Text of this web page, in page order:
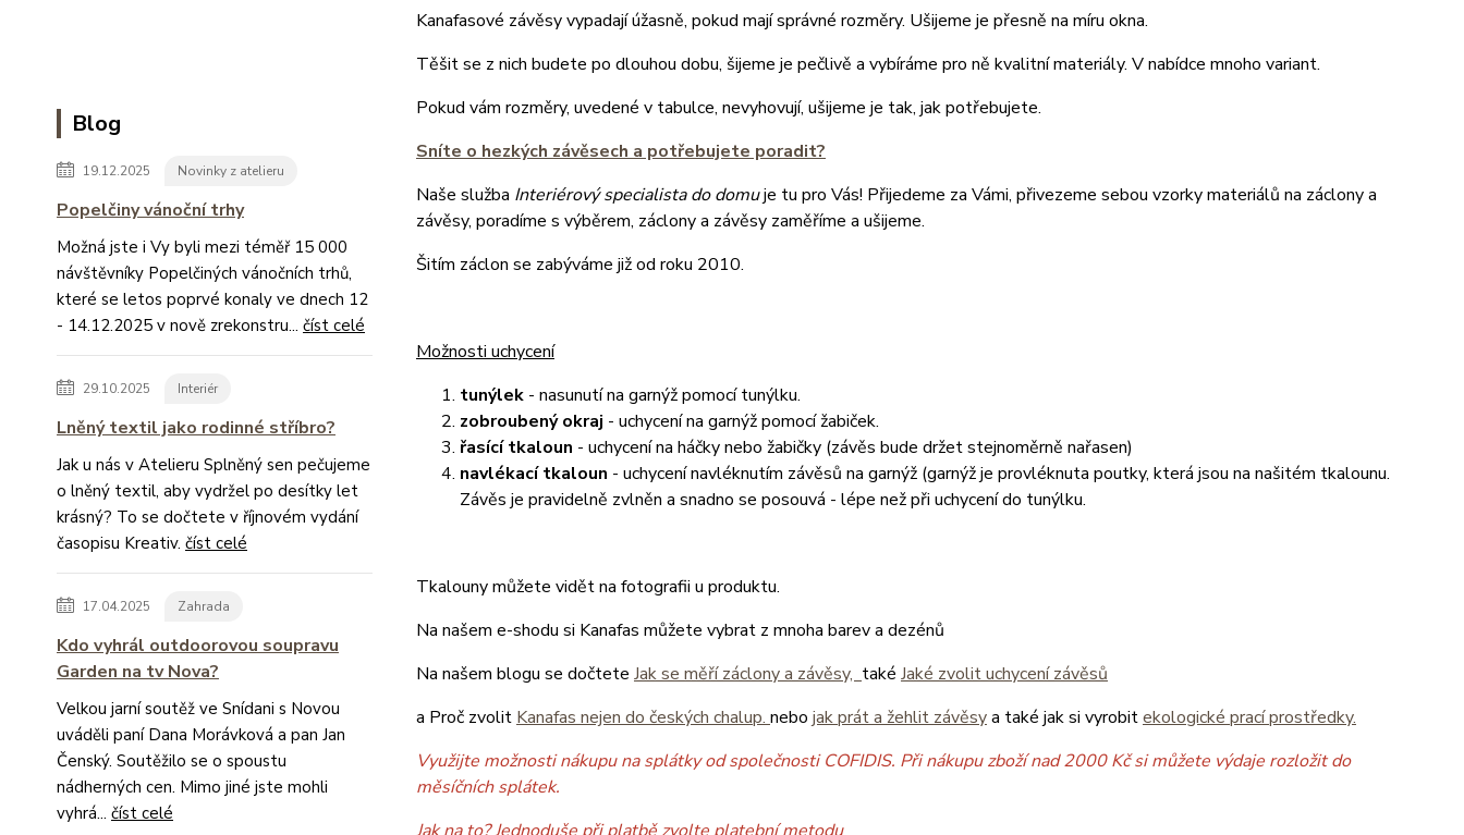
Blog
19.12.2025 Novinky z atelieru
Popelčiny vánoční trhy
Možná jste i Vy byli mezi téměř 15 000
návštěvníky Popelčiných vánočních trhů,
které se letos poprvé konaly ve dnech 12
- 14.12.2025 v nově zrekonstru... číst celé
29.10.2025 Interiér
Lněný textil jako rodinné stříbro?
Jak u nás v Atelieru Splněný sen pečujeme
o lněný textil, aby vydržel po desítky let
krásný? To se dočtete v říjnovém vydání
časopisu Kreativ. číst celé
17.04.2025 Zahrada
Kdo vyhrál outdoorovou soupravu
Garden na tv Nova?
Velkou jarní soutěž ve Snídani s Novou
uváděli paní Dana Morávková a pan Jan
Čenský. Soutěžilo se o spoustu
nádherných cen. Mimo jiné jste mohli
vyhrá... číst celé
Kanafasové závěsy vypadají úžasně, pokud mají správné rozměry. Ušijeme je přesně na míru okna.
Těšit se z nich budete po dlouhou dobu, šijeme je pečlivě a vybíráme pro ně kvalitní materiály. V nabídce mnoho variant.
Pokud vám rozměry, uvedené v tabulce, nevyhovují, ušijeme je tak, jak potřebujete.
Sníte o hezkých závěsech a potřebujete poradit?
Naše služba Interiérový specialista do domuje tu pro Vás! Přijedeme za Vámi, přivezeme sebou vzorky materiálů na záclony a
závěsy, poradíme s výběrem, záclony a závěsy zaměříme a ušijeme.
Šitím záclon se zabýváme již od roku 2010.
Možnosti uchycení
tunýlek - nasunutí na garnýž pomocí tunýlku.
zobroubený okraj - uchycení na garnýž pomocí žabiček.
řasící tkaloun - uchycení na háčky nebo žabičky (závěs bude držet stejnoměrně nařasen)
navlékací tkaloun - uchycení navléknutím závěsů na garnýž (garnýž je provléknuta poutky, která jsou na našitém tkalounu.
Závěs je pravidelně zvlněn a snadno se posouvá - lépe než při uchycení do tunýlku.
Tkalouny můžete vidět na fotografii u produktu.
Na našem e-shodu si Kanafas můžete vybrat z mnoha barev a dezénů
Na našem blogu se dočtete Jak se měří záclony a závěsy, také Jaké zvolit uchycení závěsů
a Proč zvolit Kanafas nejen do českých chalup. nebo jak prát a žehlit závěsya také jak si vyrobitekologické prací prostředky.
Využijte možnosti nákupu na splátky od společnosti COFIDIS. Při nákupu zboží nad 2000 Kč si můžete výdaje rozložit do
měsíčních splátek.